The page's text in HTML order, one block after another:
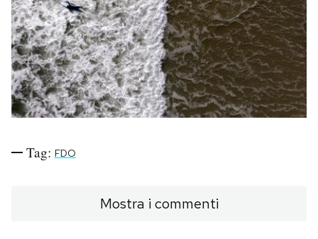
PODCAST
NEWSLETTER
I MIEI PREFERITI
SHOP
Tag: FDO
Mostra i commenti